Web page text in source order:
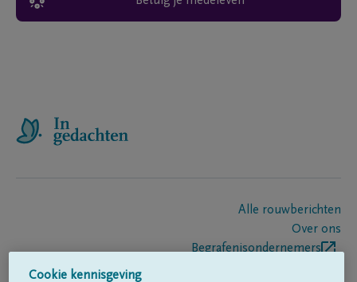
Alle rouwberichten
Over ons
Begrafenisondernemers
Cookie kennisgeving